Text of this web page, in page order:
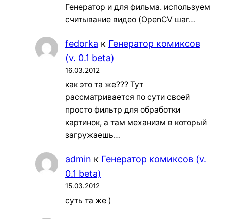
Генератор и для фильма. используем
считывание видео (OpenCV шаг…
fedorka к Генератор комиксов
(v. 0.1 beta)
16.03.2012
как это та же??? Тут
рассматривается по сути своей
просто фильтр для обработки
картинок, а там механизм в который
загружаешь…
admin к Генератор комиксов (v.
0.1 beta)
15.03.2012
суть та же )